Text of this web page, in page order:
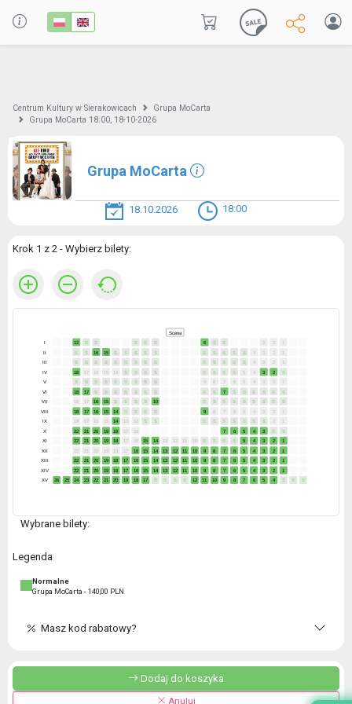
Centrum Kultury w Sierakowicach
Grupa MoCarta
Grupa MoCarta 18:00, 18-10-2026
Grupa MoCarta
18.10.2026 18:00
Krok 1 z 2 - Wybierz bilety:
I 12 S S S S S 6 S S 3 2
1
II
S S 16 15 S S S S S S S S S S 4 3 2 1
III S S S S S S S S S S S S S S 4 3 2 1
IV 18 17 16 15 14 S S S S S S S S 5 4 3 2
S
V
S S S S S S S S S 9 8 7 6 5 4 3 2
1
VI
18 17 S S S S S S S S S 7 S S S S S S
VII 18 17 16 15 S S S S 10 S S S S S S S S S
VIII 18 17 16 15 14 S S S S 9 8 7 6 5 4 3 2 1
IX 18 17 16 15 14 13 12 S S S S S S S S S 2
1
X
22 21 20 19 18 17 16 7 6 5 4 3 S S
XI 22 21 20 19 18 17 16 15 14 13 12 11 10 S S S S 5 4 3 2 1
XII 22 21 20 19 18 17 16 15 14 13 12 11 10 9 8 7 6 5 4 3 2 1
XIII 22 21 20 19 18 17 16 15 14 13 12 11 10 9 8 7 6 5 4 3 2 1
XIV 22 21 20 19 18 17 16 15 14 13 12 11 10 9 8 7 6 5 4 3 2
1
XV
26 25 24 23 22 21 20 19 18 17 S S S S 12 11 10 9 8 7 6 5 4 S S S
Scena
Wybrane bilety:
Legenda
Normalne
Grupa MoCarta - 140,00 PLN
Masz kod rabatowy?
Dodaj do koszyka
Anuluj